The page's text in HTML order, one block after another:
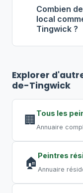
et 9 $ par
isolation
adéquate,
éviter toute
des
Combien
local
Tingwick ?
peut
entrepôt
compresser
Explorer
de-Tingwick
🏢 Tous les
Annuaire
🏠 Peintres
Annuaire